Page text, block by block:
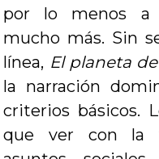
por lo menos a
mucho más. Sin
línea, El planeta
la narración
criterios básicos.
que ver con la